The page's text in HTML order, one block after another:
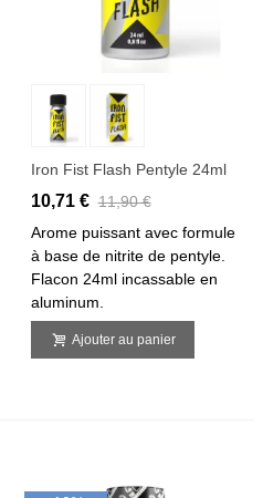
Iron Fist Flash Pentyle 24ml
10,71 € 11,90 €
Arome puissant avec formule
à base de nitrite de pentyle.
Flacon 24ml incassable en
aluminum.
Ajouter au panier